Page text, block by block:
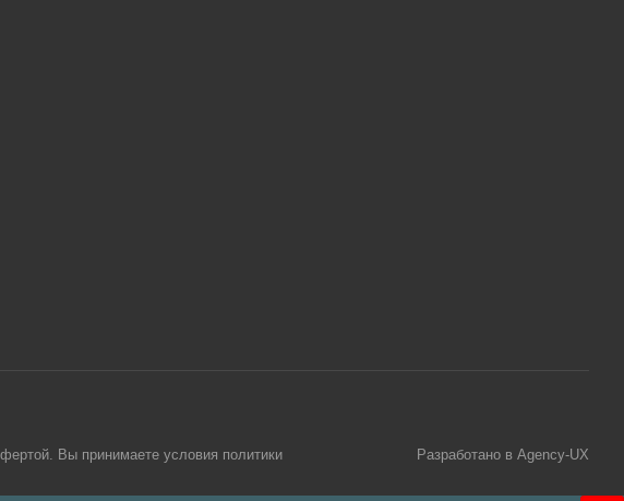
Вы принимаете условия политики
Разработано в Agency-UX